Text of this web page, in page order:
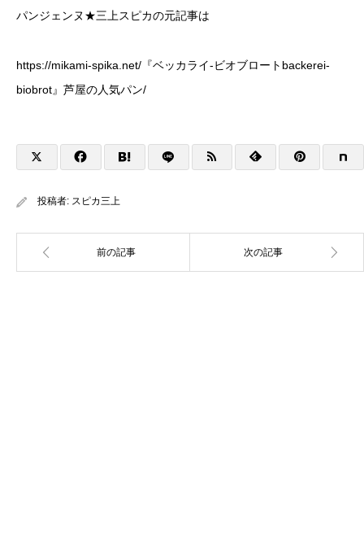
パンジェンヌ★三上スピカの元記事は
https://mikami-spika.net/『ベッカライ-ビオブロートbackerei-
biobrot』芦屋の人気パン/
投稿者: スピカ三上